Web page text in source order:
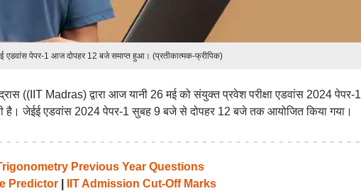
एडवांस पेपर-1 आज दोपहर 12 बजे समाप्त हुआ। (प्रतीकात्मक-फ्रीपिक)
((IIT Madras) द्वारा आज यानी 26 मई को संयुक्त प्रवेश परीक्षा एडवांस 2024 पेपर-1
है। जेईई एडवांस 2024 पेपर-1 सुबह 9 बजे से दोपहर 12 बजे तक आयोजित किया गया।
Previous Year Questions
Predictor|
IIT Admission Cut-Off Marks